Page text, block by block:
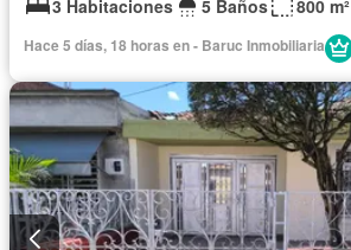
3 Habitaciones
5 Baños 800 m²
Hace 5 días, 18 horas en - Baruc Inmobiliaria